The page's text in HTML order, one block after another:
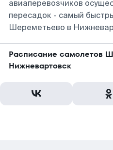
авиаперевозчиков
пересадок - самый
Шереметьево в
Расписание самолетов
Нижневартовск